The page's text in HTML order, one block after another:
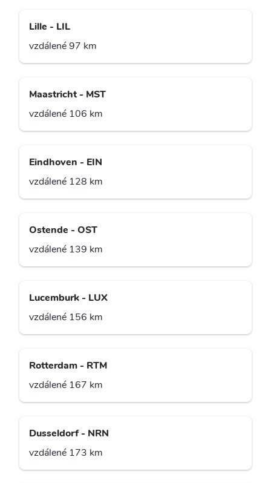
Lille - LIL
vzdálené 97 km
Maastricht - MST
vzdálené 106 km
Eindhoven - EIN
vzdálené 128 km
Ostende - OST
vzdálené 139 km
Lucemburk - LUX
vzdálené 156 km
Rotterdam - RTM
vzdálené 167 km
Dusseldorf - NRN
vzdálené 173 km